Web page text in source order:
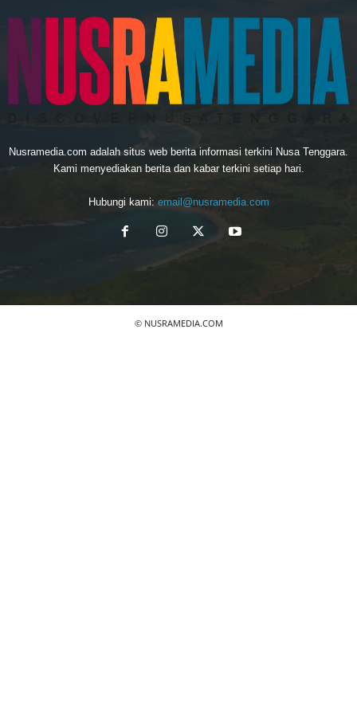
Nusramedia.com adalah situs web berita informasi terkini Nusa Tenggara.
Kami menyediakan berita dan kabar terkini setiap hari.
Hubungi kami: email@nusramedia.com
© NUSRAMEDIA.COM